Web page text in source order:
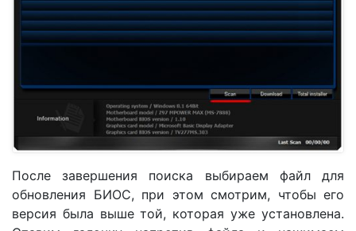
После завершения поиска выбираем файл для
обновления БИОС, при этом смотрим, чтобы его
версия была выше той, которая уже установлена.